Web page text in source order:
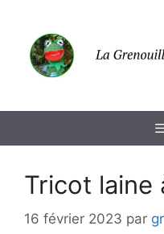
contenu
Tricot laine
16 février 2023 par